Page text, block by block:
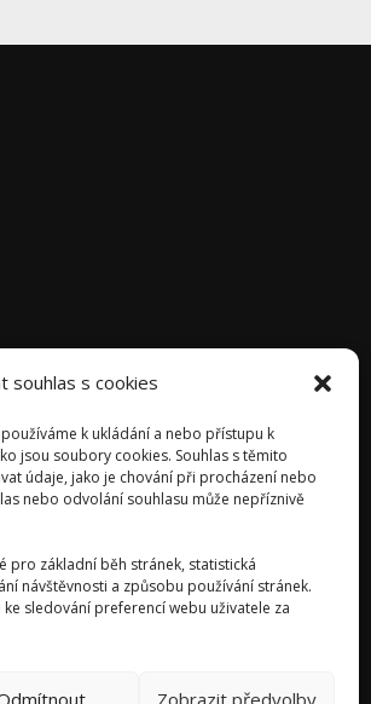
souhlas s cookies
k ukládání a nebo přístupu k
jsou soubory cookies. Souhlas s těmito
údaje, jako je chování při procházení nebo
nebo odvolání souhlasu může nepříznivě
pro základní běh stránek, statistická
návštěvnosti a způsobu používání stránek.
sledování preferencí webu uživatele za
Zobrazit předvolby